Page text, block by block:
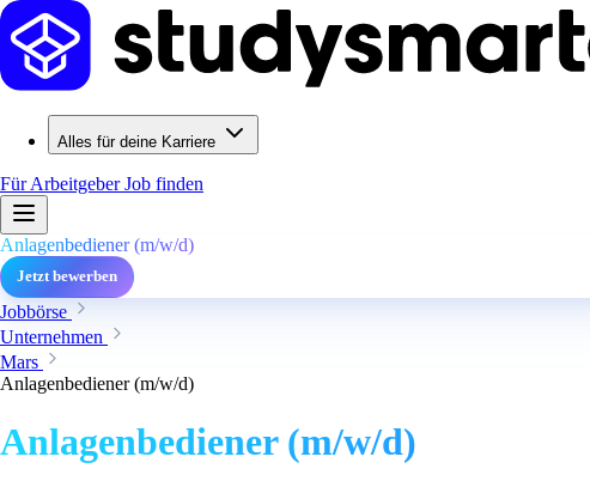
Alles für deine Karriere
Für ArbeitgeberJob finden
Anlagenbediener (m/w/d)
Jetzt bewerben
Jobbörse
Unternehmen
Mars
Anlagenbediener (m/w/d)
Anlagenbediener (m/w/d)